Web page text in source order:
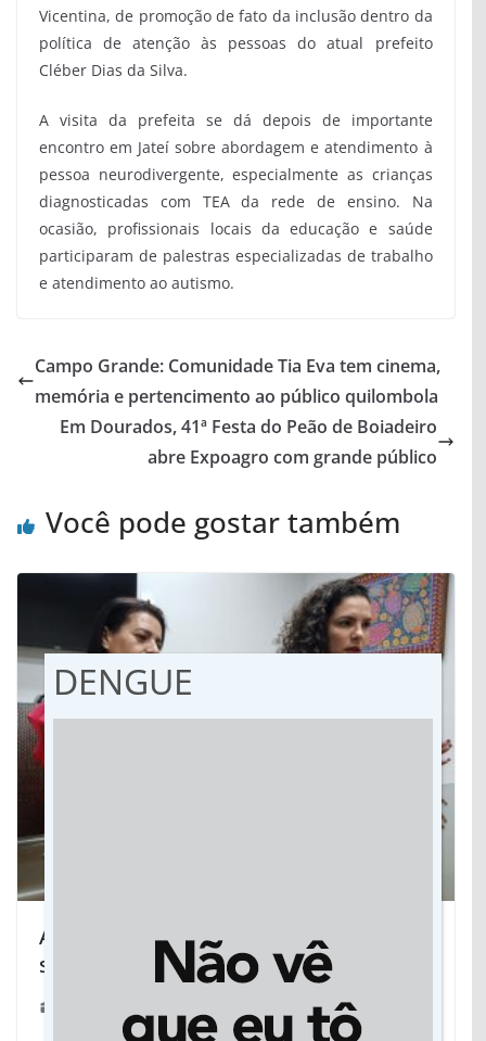
Vicentina, de promoção de fato da inclusão dentro da
política de atenção às pessoas do atual prefeito
Cléber Dias da Silva.
A visita da prefeita se dá depois de importante
encontro em Jateí sobre abordagem e atendimento à
pessoa neurodivergente, especialmente as crianças
diagnosticadas com TEA da rede de ensino. Na
ocasião, profissionais locais da educação e saúde
participaram de palestras especializadas de trabalho
e atendimento ao autismo.
Campo Grande: Comunidade Tia Eva tem cinema,
memória e pertencimento ao público quilombola
Em Dourados, 41ª Festa do Peão de Boiadeiro
abre Expoagro com grande público
Você pode gostar também
Amigas criam aplicativo de transporte
só para mulheres em Cuiabá
DENGUE